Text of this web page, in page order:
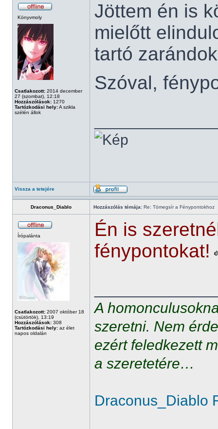
Könyvmoly
Csatlakozott: 2014 december
27 (szombat), 12:18
Hozzászólások: 1270
Tartózkodási hely:A szikla
szélén állok
Jöttem én is
mielőtt
tartó
Szóval,
Vissza a tetejére
Draconus_Diablo Hozzászólás témája: Re: Tömegsír a Fénypontokhoz
Írópalánta
Csatlakozott: 2007 október 18
(csütörtök), 13:19
Hozzászólások: 308
Tartózkodási hely: az élet
napos oldalán
Én is
fénypontokat!
A
szeretni. Nem
ezért feledkezett
a szeretetére…
Draconus_Diablo